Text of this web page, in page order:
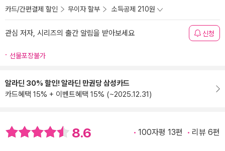
카드/간편결제 할인 무이자 할부 소득공제 210원
관심 저자, 시리즈의 출간 알림을 받아보세요 신청
선물포장불가
알라딘 30% 할인! 알라딘 만권당 삼성카드
카드혜택 15% + 이벤트혜택 15% (~2025.12.31)
8.6 100자평 13편 리뷰 6편